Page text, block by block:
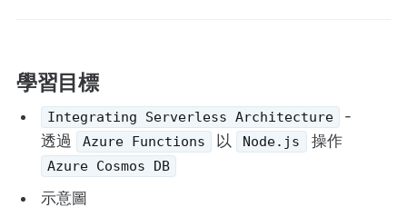
學習目標
Integrating Serverless Architecture
-
透過
Azure Functions 以 Node.js 操作
Azure Cosmos DB
示意圖